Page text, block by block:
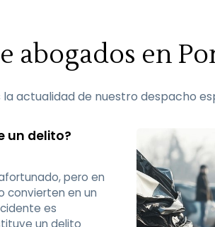
abogados en
actualidad de nuestro despacho
un delito?
pero en
convierten en un
es
un delito